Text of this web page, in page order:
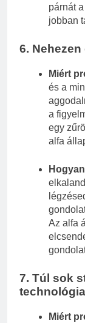
párnát
jobban
6.
Miért
és a
a
egy
alfa
Az alfa
7. Túl sok
Miért